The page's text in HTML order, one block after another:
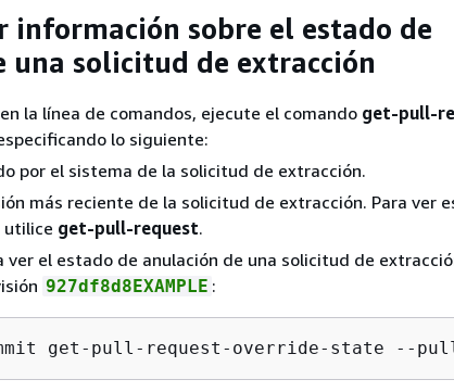
información sobre el estado de
una solicitud de extracción
la línea de comandos, ejecute el comando get-pull-
lo siguiente:
por el sistema de la solicitud de extracción.
más reciente de la solicitud de extracción. Para ver
utilice get-pull-request.
ver el estado de anulación de una solicitud de
927df8d8EXAMPLE :
get-pull-request-override-state --